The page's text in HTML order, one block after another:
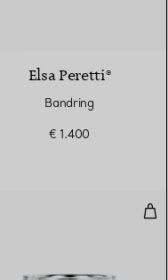
Elsa Peretti®
Bandring
€ 1.400